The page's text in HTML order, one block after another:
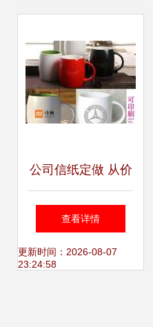
公司信纸定做 从价
格到设计的全面指
南
查看详情
更新时间：2026-08-07
23:24:58